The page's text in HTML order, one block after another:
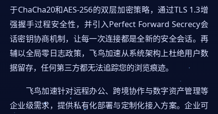
于ChaCha20和AES-256的双层加密策略，通过TLS 1.3增
强握手过程安全性，并引入Perfect Forward Secrecy会
话密钥协商机制，让每一次连接都是全新的安全会话。再
辅以全局零日志政策，飞鸟加速从系统架构上杜绝用户数
据留存，任何第三方都无法追踪您的浏览痕迹。
飞鸟加速针对远程办公、跨境协作与数字资产管理等
企业级需求，提供私有化部署与定制化接入方案。企业可